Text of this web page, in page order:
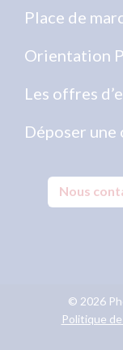
Place de
Orientation
Les offres
Déposer
Nous
© 2026
Politique